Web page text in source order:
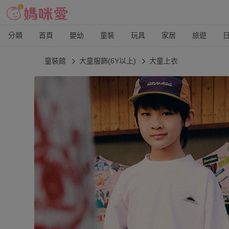
分類 首頁 嬰幼 童裝 玩具 家居 旅遊
童裝館 大童服飾(6Y以上) 大童上衣